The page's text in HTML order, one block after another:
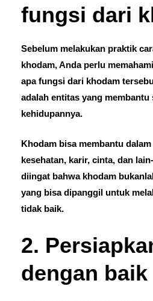
fungsi dari
Sebelum melakukan praktik
khodam, Anda perlu
apa fungsi dari khodam
adalah entitas yang membantu
kehidupannya.
Khodam bisa membantu
kesehatan, karir, cinta, dan
diingat bahwa khodam
yang bisa dipanggil untuk
tidak baik.
2.
dengan baik